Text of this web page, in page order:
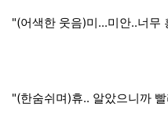
"(어색한 웃음)미...미안..너무
"(한숨쉬며)휴.. 알았으니까